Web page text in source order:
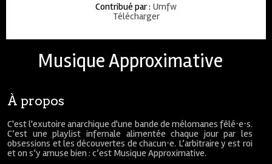
Contribué par: Umfw
Télécharger
Musique Approximative
À propos
C'est l'exutoire anarchique d'une bande de mélomanes fêlé⋅e⋅s.
C’est une playlist infernale alimentée chaque jour par les
obsessions et les découvertes de chacun⋅e. L’arbitraire y est roi
et on s’y amuse bien : c’est Musique Approximative.